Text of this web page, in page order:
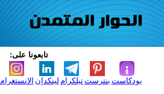
تابعونا على:
الانستغرام لينكدإن تيلكرامبنترست بودكاست